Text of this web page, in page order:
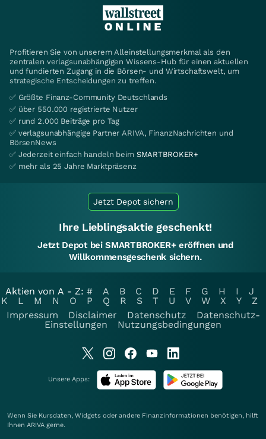
Profitieren Sie von unserem Alleinstellungsmerkmal als den
zentralen verlagsunabhängigen Wissens-Hub für einen aktuellen
und fundierten Zugang in die Börsen- und Wirtschaftswelt, um
strategische Entscheidungen zu treffen.
✅ Größte Finanz-Community Deutschlands
✅ über 550.000 registrierte Nutzer
✅ rund 2.000 Beiträge pro Tag
✅ verlagsunabhängige Partner ARIVA, FinanzNachrichten und
BörsenNews
✅ Jederzeit einfach handeln beim SMARTBROKER+
✅ mehr als 25 Jahre Marktpräsenz
Jetzt Depot sichern
Ihre Lieblingsaktie geschenkt!
Jetzt Depot bei SMARTBROKER+ eröffnen und
Willkommensgeschenk sichern.
Aktien von A - Z: # A B C D E F G H I
J
K
L M N O P Q R S T U V W X Y
Z
Impressum
Disclaimer Datenschutz
Datenschutz-
Einstellungen
Nutzungsbedingungen
Unsere Apps:
Wenn Sie Kursdaten, Widgets oder andere Finanzinformationen benötigen, hilft
Ihnen ARIVA gerne.